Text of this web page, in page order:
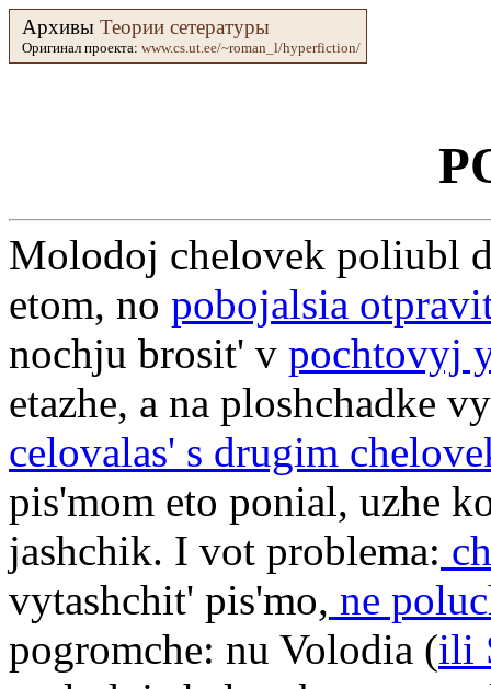
Архивы Теории сетературы
Оригинал проекта: www.cs.ut.ee/~roman_l/hyperfiction/
Molodoj chelovek poliubl
etom, no pobojalsia
nochju brosit' v pochtovyj
etazhe, a na ploshchadke
celovalas' s drugim
pis'mom eto ponial, uzhe
jashchik. I vot problema:
vytashchit' pis'mo, ne
pogromche: nu Volodia (ili